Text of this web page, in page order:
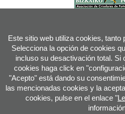
Este sitio web utiliza cookies, tanto
Selecciona la opción de cookies
incluso su desactivación total. Si
cookies haga click en
"Acepto" está dando su
las mencionadas cookies y la
cookies, pulse en el enlace "